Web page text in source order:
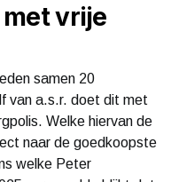
vrije
samen 20
van a.s.r. doet dit met
Welke hiervan de
naar de goedkoopste
welke Peter